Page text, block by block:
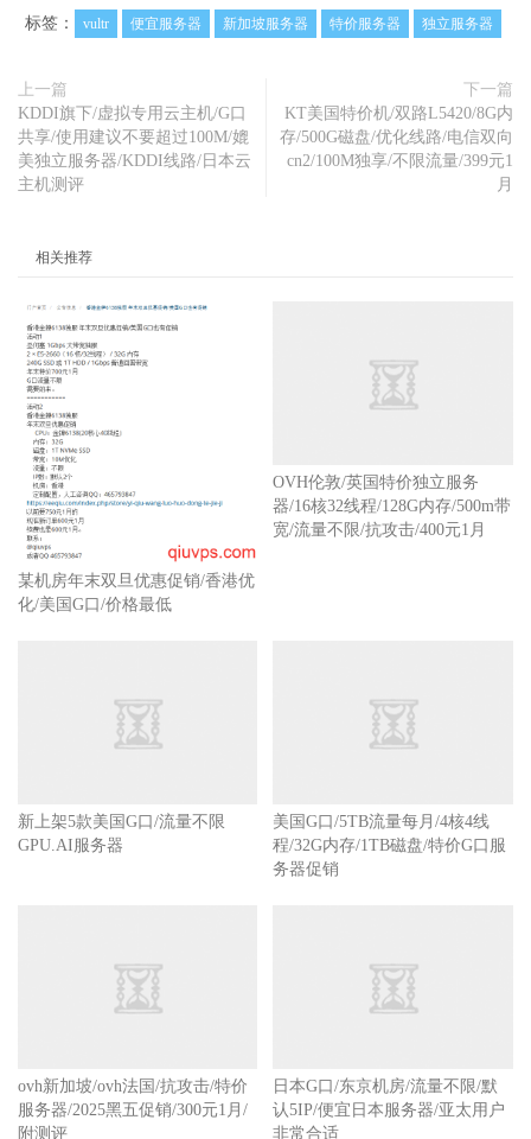
Linode, Fremont, CA 50.116.14.9
11.0MB/
824KB
Softlayer, Seattle, WA 67.228.112.250
6.28MB/
Softlayer, Frankfurt , DE 159.122.69.4
5.97MB
Softlayer
-------------------------------------------------------
---------------
标签： vultr 便宜服务器 新加坡服务器 特价服务器 独立服务器
上一篇
KDDI旗下/虚拟专用云主机/G口
共享/使用建议不要超过100M/媲
美独立服务器/KDDI线路/日本云
主机测评
下一篇
KT美国特价机/双路L5420/8G内
存/500G磁盘/优化线路/电信双向
cn2/100M独享/不限流量/399元1
月
相关推荐
某机房年末双旦优惠促销/香港优
化/美国G口/价格最低
OVH伦敦/英国特价独立服务
器/16核32线程/128G内存/500m带
宽/流量不限/抗攻击/400元1月
新上架5款美国G口/流量不限
GPU.AI服务器
美国G口/5TB流量每月/4核4线
程/32G内存/1TB磁盘/特价G口服
务器促销
ovh新加坡/ovh法国/抗攻击/特价
服务器/2025黑五促销/300元1月/
附测评
日本G口/东京机房/流量不限/默
认5IP/便宜日本服务器/亚太用户
非常合适